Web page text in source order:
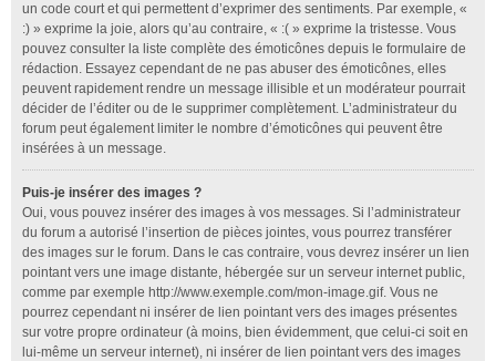
un code court et qui permettent d’exprimer des sentiments. Par exemple, «
:) » exprime la joie, alors qu’au contraire, « :( » exprime la tristesse. Vous
pouvez consulter la liste complète des émoticônes depuis le formulaire de
rédaction. Essayez cependant de ne pas abuser des émoticônes, elles
peuvent rapidement rendre un message illisible et un modérateur pourrait
décider de l’éditer ou de le supprimer complètement. L’administrateur du
forum peut également limiter le nombre d’émoticônes qui peuvent être
insérées à un message.
Puis-je insérer des images ?
Oui, vous pouvez insérer des images à vos messages. Si l’administrateur
du forum a autorisé l’insertion de pièces jointes, vous pourrez transférer
des images sur le forum. Dans le cas contraire, vous devrez insérer un lien
pointant vers une image distante, hébergée sur un serveur internet public,
comme par exemple http://www.exemple.com/mon-image.gif. Vous ne
pourrez cependant ni insérer de lien pointant vers des images présentes
sur votre propre ordinateur (à moins, bien évidemment, que celui-ci soit en
lui-même un serveur internet), ni insérer de lien pointant vers des images